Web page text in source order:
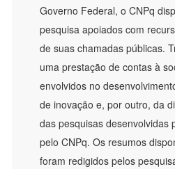
Governo Federal, o CNPq
pesquisa apoiados com
de suas chamadas públicas.
uma prestação de contas à
envolvidos no
de inovação e, por outro, da
das pesquisas desenvolvidas
pelo CNPq. Os resumos
foram redigidos pelos